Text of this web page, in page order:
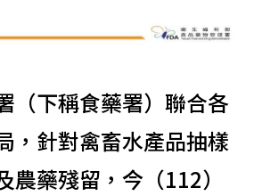
（下稱食藥署）聯合各
，針對禽畜水產品抽樣
農藥殘留，今（112）